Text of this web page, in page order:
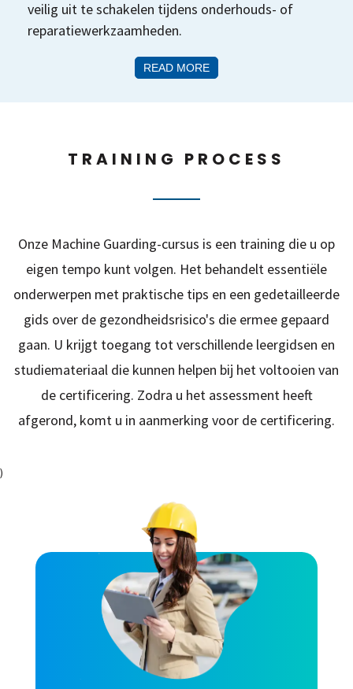
veilig uit te schakelen tijdens onderhouds- of
reparatiewerkzaamheden.
READ MORE
TRAINING PROCESS
Onze Machine Guarding-cursus is een training die u op
eigen tempo kunt volgen. Het behandelt essentiële
onderwerpen met praktische tips en een gedetailleerde
gids over de gezondheidsrisico's die ermee gepaard
gaan. U krijgt toegang tot verschillende leergidsen en
studiemateriaal die kunnen helpen bij het voltooien van
de certificering. Zodra u het assessment heeft
afgerond, komt u in aanmerking voor de certificering.
)